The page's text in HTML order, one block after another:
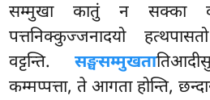
सम्मुखा कातुं न सक्का
पत्तनिक्कुज्जनादयो
वट्टन्ति.सङ्घसम्मुखता
कम्मप्पत्ता, ते आगता होन्ति,